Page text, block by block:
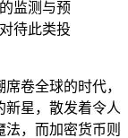
监测与预
待此类投
卷全球的时代，
新星，散发着令人
，而加密货币则